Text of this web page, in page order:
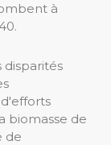
à
disparités
biomasse de
de